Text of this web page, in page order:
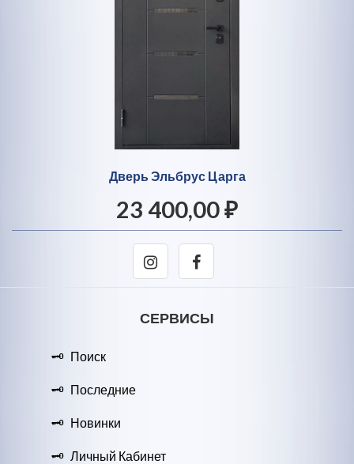
Дверь Эльбрус Царга
23 400,00 ₽
СЕРВИСЫ
Поиск
Последние
Новинки
Личный Кабинет